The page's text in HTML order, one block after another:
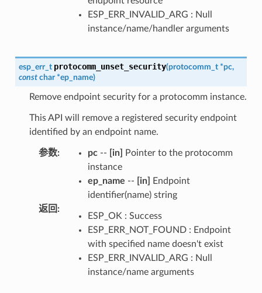
ESP_ERR_INVALID_ARG : Null
instance/name/handler arguments
esp_err_t protocomm_unset_security(protocomm_t *pc,
const char *ep_name)
Remove endpoint security for a protocomm instance.
This API will remove a registered security endpoint
identified by an endpoint name.
参数: pc-- [in]
Pointer to the protocomm
instance
ep_name -- [in]
Endpoint
identifier(name) string
返回 :
ESP_OK : Success
ESP_ERR_NOT_FOUND : Endpoint
with specified name doesn't exist
ESP_ERR_INVALID_ARG : Null
instance/name arguments